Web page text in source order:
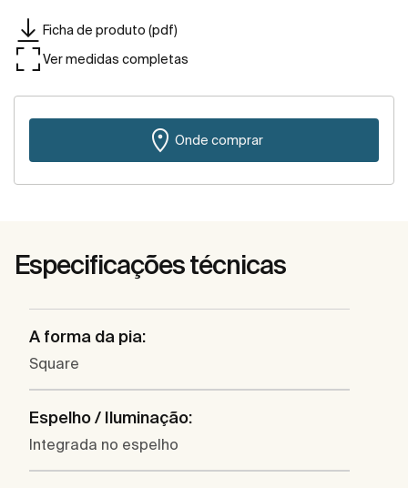
Ficha de produto (pdf)
Ver medidas completas
Onde comprar
Especificações técnicas
A forma da pia:
Square
Espelho / Iluminação:
Integrada no espelho